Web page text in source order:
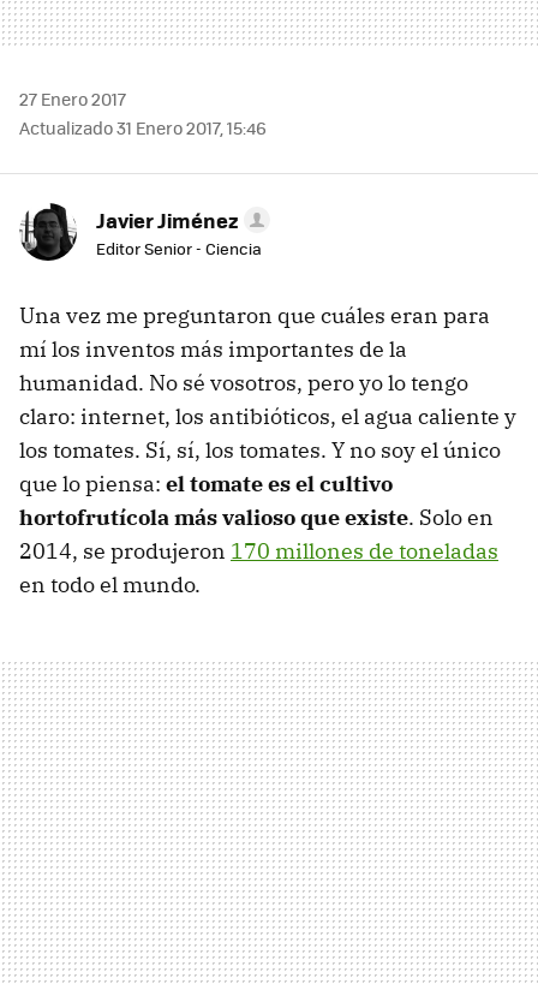
27 Enero 2017
Actualizado 31 Enero 2017, 15:46
Javier Jiménez
Editor Senior - Ciencia
Una vez me preguntaron que cuáles eran para
mí los inventos más importantes de la
humanidad. No sé vosotros, pero yo lo tengo
claro: internet, los antibióticos, el agua caliente y
los tomates. Sí, sí, los tomates. Y no soy el único
que lo piensa: el tomate es el cultivo
hortofrutícola más valioso que existe. Solo en
2014, se produjeron 170 millones de toneladas
en todo el mundo.